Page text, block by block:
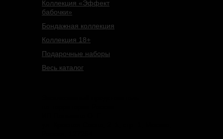
Подарочные наборы
Коллекция 18+
Весь каталог
Коллекция «Эффект
бабочки»
Бондажная коллекция